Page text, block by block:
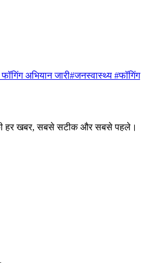
अभियान जारी#जनस्वास्थ्य #फॉगिंग
हर खबर, सबसे सटीक और सबसे पहले।